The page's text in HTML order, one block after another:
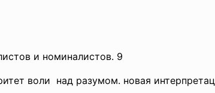
и номиналистов. 9
воли над разумом. новая